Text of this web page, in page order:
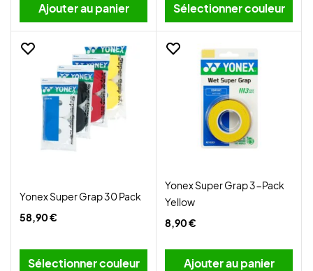
Ajouter au panier Sélectionner couleur
Yonex Super Grap 30 Pack
58,90 €
Sélectionner couleur
Yonex Super Grap 3-Pack
Yellow
8,90 €
Ajouter au panier